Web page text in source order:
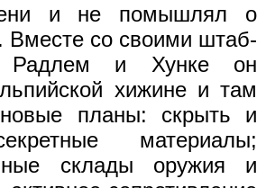
и не помышлял о
Вместе со своими штаб-
Радлем и Хунке он
хижине и там
новые планы: скрыть и
материалы;
склады оружия и